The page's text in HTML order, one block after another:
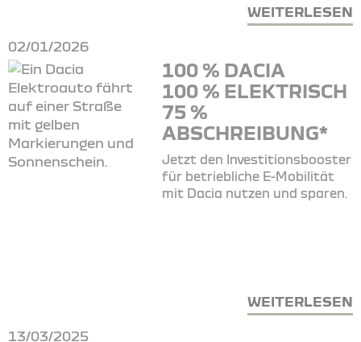
WEITERLESEN
02/01/2026
100 % DACIA
100 % ELEKTRISCH
75 %
ABSCHREIBUNG*
Jetzt den Investitionsbooster
für betriebliche E-Mobilität
mit Dacia nutzen und sparen.
WEITERLESEN
13/03/2025